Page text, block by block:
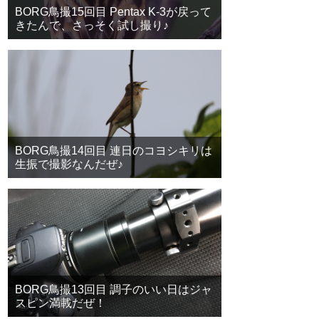
BORG鳥撮15回目 Pentax K-3が戻って
きたんで、さっそく試し撮り♪
BORG鳥撮14回目 連日のコヨシキリは
生振で撮影なんだぜ♪
BORG鳥撮13回目 調子のいい日はジャ
スピン満載だぜ！